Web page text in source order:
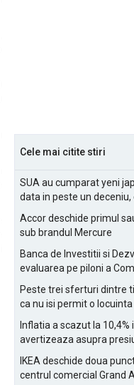
Cele mai citite stiri
SUA au cumparat yeni
data in peste un deceniu,
Accor deschide primul
sub brandul Mercure
Banca de Investitii si
evaluarea pe piloni a
Peste trei sferturi dintre
ca nu isi permit o
Inflatia a scazut la 10,4%
avertizeaza asupra
IKEA deschide doua
centrul comercial Grand